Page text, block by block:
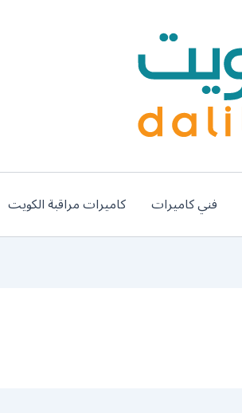
فني كاميرات كاميرات مراقبة الكويت